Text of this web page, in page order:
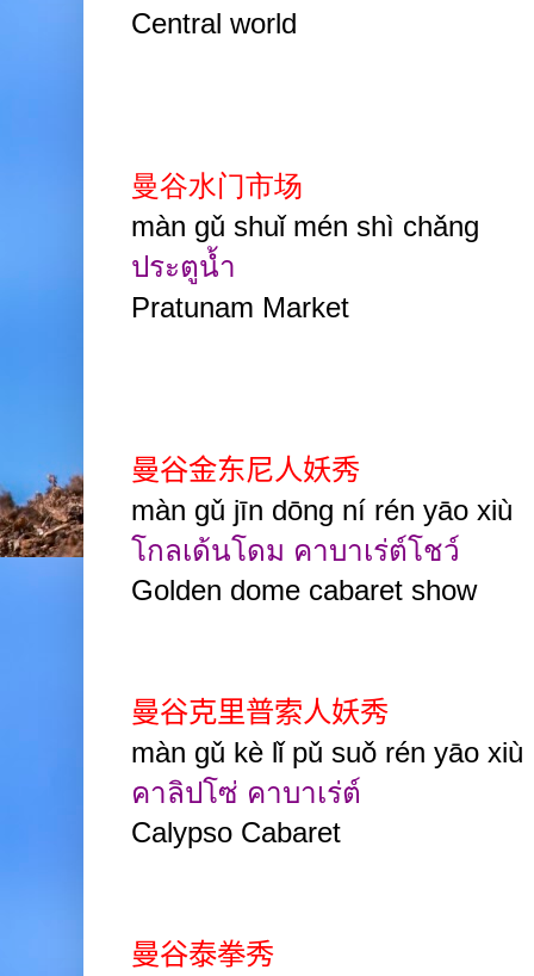
Central world
曼谷水门市场
màn gǔ shuǐ mén shì chǎng
ประตูน้ำ
Pratunam Market
曼谷金东尼人妖秀
màn gǔ jīn dōng ní rén yāo xiù
โกลเด้นโดม คาบาเร่ต์โชว์
Golden dome cabaret show
曼谷克里普索人妖秀
màn gǔ kè lǐ pǔ suǒ rén yāo xiù
คาลิปโซ่ คาบาเร่ต์
Calypso Cabaret
曼谷泰拳秀